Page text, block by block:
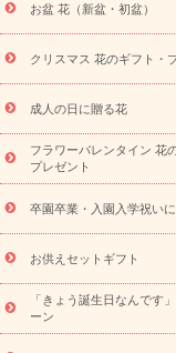
お供え プリザーブドフ
盆・初盆）
その他
ビジネス用
ご自
ドフラワー
スタイ
ンド花
お祝い お
ディ胡蝶蘭・お祝い
観葉植物
観葉植物
お祝い
お供え・お
プチギフト（
キューピットのeGfit
ド
お花の種類
お祝い お祝い・
5000円～
お祝い・
悔やみ
お盆 花（新盆・初盆）
クリスマス 花のギフト・
成人の日に贈る花
フラワーバレンタイン 花
プレゼント
卒園卒業・入園入学祝い
お供えセットギフト
「きょう誕生日なんです
ーン